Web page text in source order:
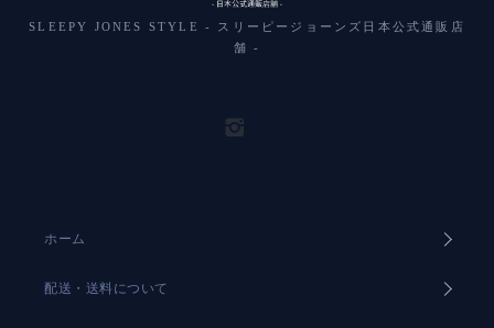
SLEEPY JONES STYLE - スリーピージョーンズ日本公式通販店
舗 -
ホーム
配送・送料について